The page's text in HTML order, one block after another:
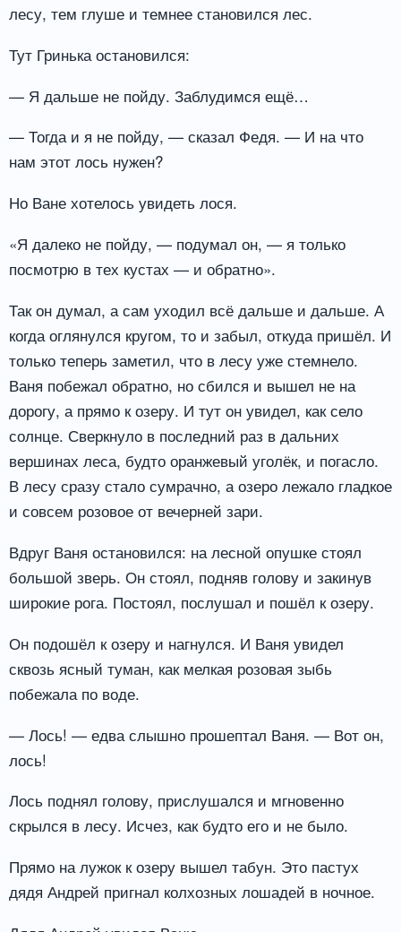
лесу, тем глуше и темнее становился лес.
Тут Гринька остановился:
— Я дальше не пойду. Заблудимся ещё…
— Тогда и я не пойду, — сказал Федя. — И на что
нам этот лось нужен?
Но Ване хотелось увидеть лося.
«Я далеко не пойду, — подумал он, — я только
посмотрю в тех кустах — и обратно».
Так он думал, а сам уходил всё дальше и дальше. А
когда оглянулся кругом, то и забыл, откуда пришёл. И
только теперь заметил, что в лесу уже стемнело.
Ваня побежал обратно, но сбился и вышел не на
дорогу, а прямо к озеру. И тут он увидел, как село
солнце. Сверкнуло в последний раз в дальних
вершинах леса, будто оранжевый уголёк, и погасло.
В лесу сразу стало сумрачно, а озеро лежало гладкое
и совсем розовое от вечерней зари.
Вдруг Ваня остановился: на лесной опушке стоял
большой зверь. Он стоял, подняв голову и закинув
широкие рога. Постоял, послушал и пошёл к озеру.
Он подошёл к озеру и нагнулся. И Ваня увидел
сквозь ясный туман, как мелкая розовая зыбь
побежала по воде.
— Лось! — едва слышно прошептал Ваня. — Вот он,
лось!
Лось поднял голову, прислушался и мгновенно
скрылся в лесу. Исчез, как будто его и не было.
Прямо на лужок к озеру вышел табун. Это пастух
дядя Андрей пригнал колхозных лошадей в ночное.